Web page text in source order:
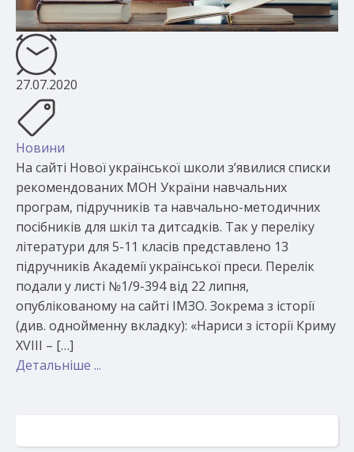
27.07.2020
Новини
На сайті Нової української школи з’явилися списки
рекомендованих МОН України навчальних
програм, підручників та навчально-методичних
посібників для шкіл та дитсадків. Так у переліку
літератури для 5-11 класів представлено 13
підручників Академії української преси. Перелік
подали у листі №1/9-394 від 22 липня,
опублікованому на сайті ІМЗО. Зокрема з історії
(див. однойменну вкладку): «Нариси з історії Криму
XVIII – […]
Детальніше ...